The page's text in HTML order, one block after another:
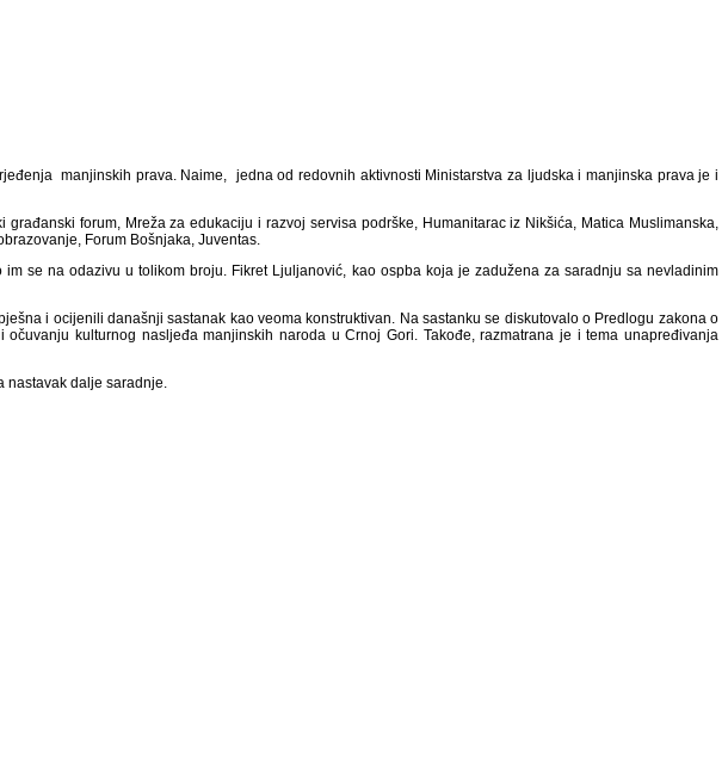
manjinskih prava. Naime, jedna od redovnih aktivnosti Ministarstva za ljudska i manjinska prava je i
forum, Mreža za edukaciju i razvoj servisa podrške, Humanitarac iz Nikšića, Matica Muslimanska,
Forum Bošnjaka, Juventas.
se na odazivu u tolikom broju. Fikret Ljuljanović, kao ospba koja je zadužena za saradnju sa nevladinim
i ocijenili današnji sastanak kao veoma konstruktivan. Na sastanku se diskutovalo o Predlogu zakona o
kulturnog nasljeđa manjinskih naroda u Crnoj Gori. Takođe, razmatrana je i tema unapređivanja
nastavak dalje saradnje.